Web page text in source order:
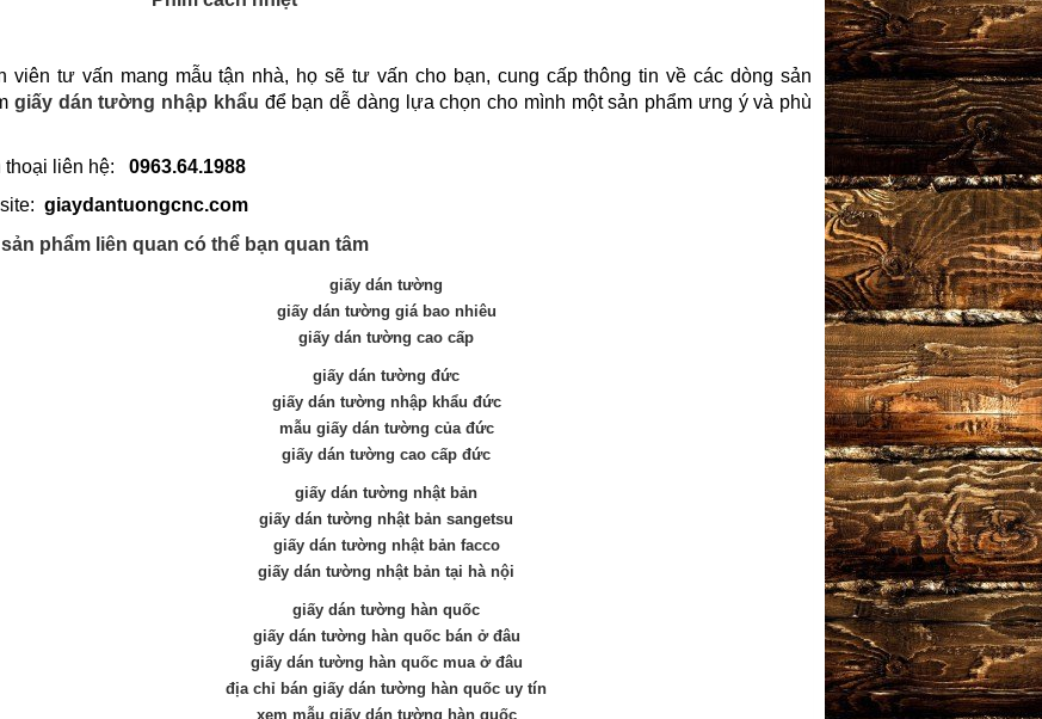
viên tư vấn mang mẫu tận nhà, họ sẽ tư vấn cho bạn, cung cấp thông tin về các dòng sản
giấy dán tường nhập khẩu để bạn dễ dàng lựa chọn cho mình một sản phẩm ưng ý và phù
liên hệ: 0963.64.1988
giaydantuongcnc.com
phẩm liên quan có thể bạn quan tâm
giấy dán tường
giấy dán tường giá bao nhiêu
giấy dán tường cao cấp
giấy dán tường đức
giấy dán tường nhập khẩu đức
mẫu giấy dán tường của đức
giấy dán tường cao cấp đức
giấy dán tường nhật bản
giấy dán tường nhật bản sangetsu
giấy dán tường nhật bản facco
giấy dán tường nhật bản tại hà nội
giấy dán tường hàn quốc
giấy dán tường hàn quốc bán ở đâu
giấy dán tường hàn quốc mua ở đâu
địa chỉ bán giấy dán tường hàn quốc uy tín
xem mẫu giấy dán tường hàn quốc